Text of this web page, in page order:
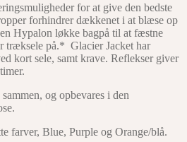
for at give den bedste
forhindrer dækkenet i at blæse op
Hypalon løkke bagpå til at fæstne
træksele på.* Glacier Jacket har
kort sele, samt krave. Reflekser giver
og opbevares i den
farver, Blue, Purple og Orange/blå.